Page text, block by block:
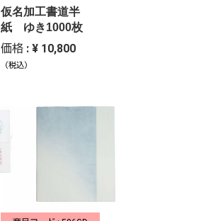
仮名加工書道半
紙 ゆき1000枚
価格 : ¥ 10,800
（税込）